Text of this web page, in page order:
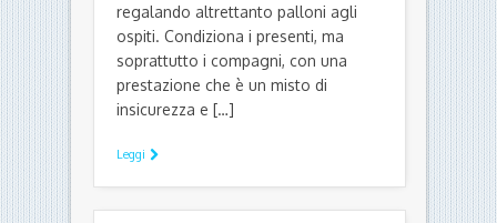
regalando altrettanto palloni agli
ospiti. Condiziona i presenti, ma
soprattutto i compagni, con una
prestazione che è un misto di
insicurezza e […]
Leggi